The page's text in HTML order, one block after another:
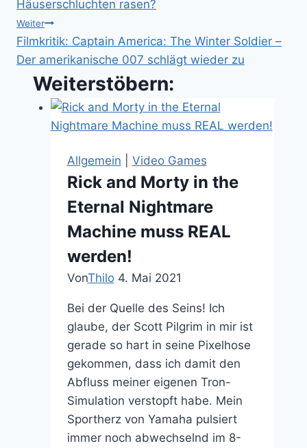
Häuserschluchten rasen?
Weiter
Filmkritik: Captain America: The Winter Soldier –
Der amerikanische 007 schlägt wieder zu
Weiterstöbern:
Allgemein Video Games
Rick and Morty in the
Eternal Nightmare
Machine muss REAL
werden!
VonThilo 4. Mai 2021
Bei der Quelle des Seins! Ich
glaube, der Scott Pilgrim in mir ist
gerade so hart in seine Pixelhose
gekommen, dass ich damit den
Abfluss meiner eigenen Tron-
Simulation verstopft habe. Mein
Sportherz von Yamaha pulsiert
immer noch abwechselnd im 8-